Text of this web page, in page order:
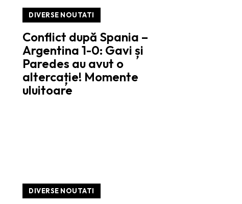
DIVERSE NOUTATI
Conflict după Spania –
Argentina 1-0: Gavi și
Paredes au avut o
altercație! Momente
uluitoare
DIVERSE NOUTATI